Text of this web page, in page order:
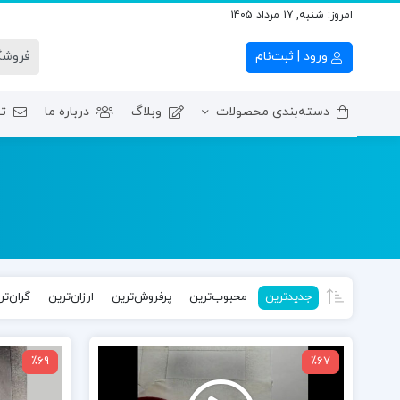
امروز: شنبه, 17 مرداد 1405
ورود | ثبت‌نام
دسته‌بندی محصولات وبلاگ درباره ما
جدیدترین محبوب‌ترین پرفروش‌ترین ارزان‌ترین
نمایشگر
ویدیو
٪67
نمایشگر
ویدیو
٪69